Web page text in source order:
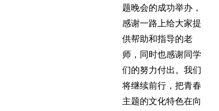
题晚会的成功举办，
感谢一路上给大家提
供帮助和指导的老
师，同时也感谢同学
们的努力付出。我们
将继续前行，把青春
主题的文化特色在向